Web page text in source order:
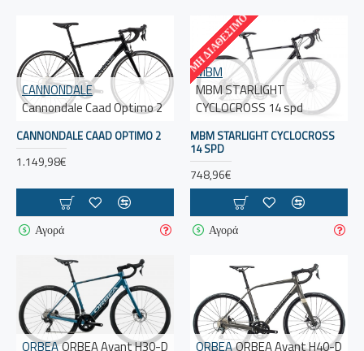
CANNONDALE
Cannondale Caad Optimo 2
CANNONDALE CAAD OPTIMO 2
1.149,98€
Αγορά
ΜΗ ΔΙΑΘΈΣΙΜΟ
MBM
MBM STARLIGHT
CYCLOCROSS 14 spd
MBM STARLIGHT CYCLOCROSS
14 SPD
748,96€
Αγορά
ORBEAORBEA Avant H30-D ORBEAORBEA Avant H40-D